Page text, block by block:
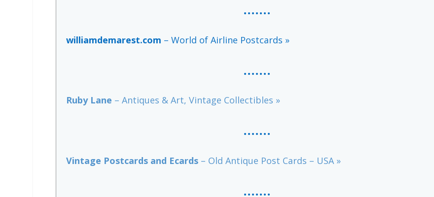
…….
williamdemarest.com – World of Airline Postcards »
…….
Ruby Lane – Antiques & Art, Vintage Collectibles »
…....
Vintage Postcards and Ecards– Old Antique Post Cards – USA »
…….